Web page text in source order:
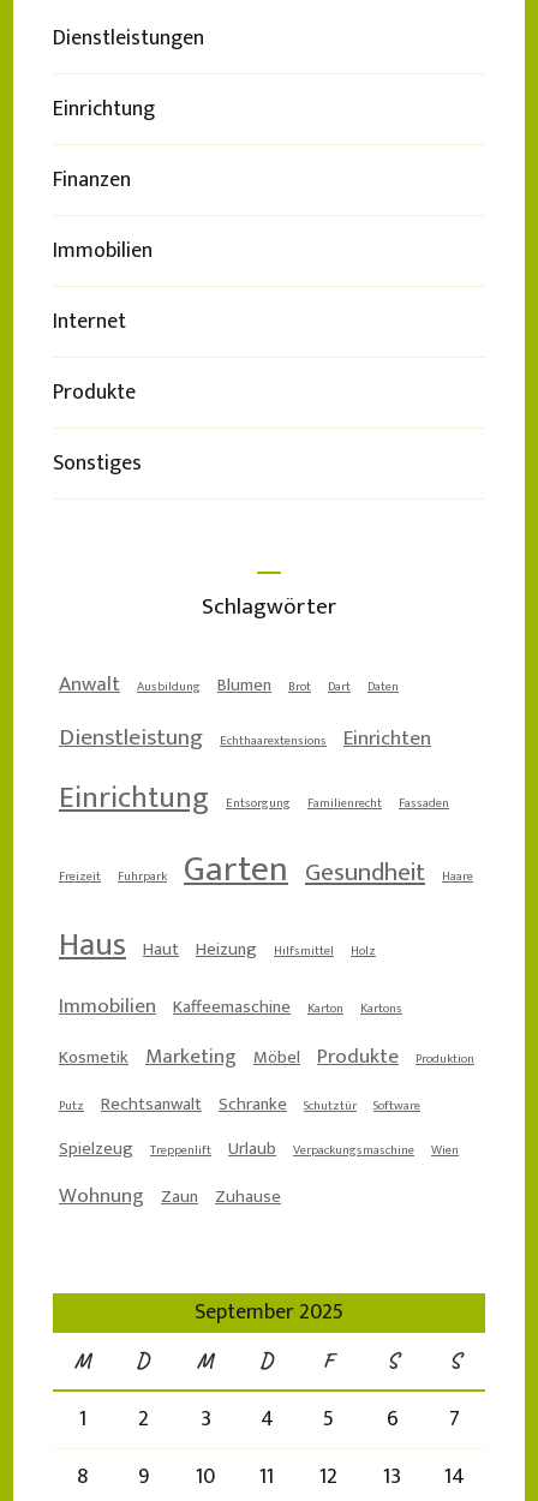
Dienstleistungen
Einrichtung
Finanzen
Immobilien
Internet
Produkte
Sonstiges
Schlagwörter
Anwalt Ausbildung Blumen Brot Dart Daten
Dienstleistung Echthaarextensions Einrichten
Einrichtung Entsorgung Familienrecht Fassaden
Freizeit Fuhrpark Garten Gesundheit Haare
Haus Haut Heizung Hilfsmittel Holz
Immobilien Kaffeemaschine Karton Kartons
Kosmetik Marketing Möbel Produkte Produktion
Putz Rechtsanwalt Schranke Schutztür Software
Spielzeug Treppenlift Urlaub Verpackungsmaschine Wien
Wohnung Zaun Zuhause
September 2025
M D M D F S S
1 2 3 4 5 6
7
8
9 10 11 12 13 14